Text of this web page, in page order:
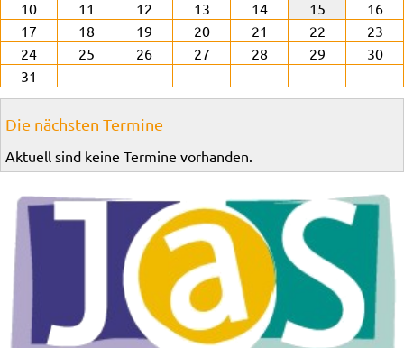
10
11 12 13 14 15
16
17
18 19 20 21 22
23
24
25 26 27 28 29
30
31
Die nächsten Termine
Aktuell sind keine Termine vorhanden.